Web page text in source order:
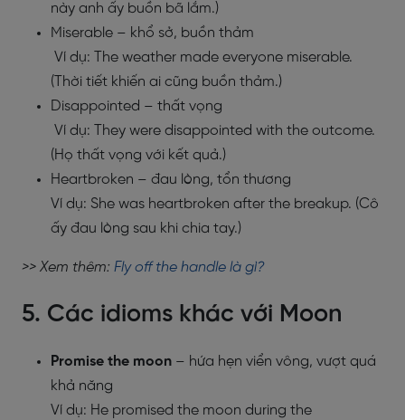
này anh ấy buồn bã lắm.)
Miserable – khổ sở, buồn thảm
Ví dụ: The weather made everyone miserable.
(Thời tiết khiến ai cũng buồn thảm.)
Disappointed – thất vọng
Ví dụ: They were disappointed with the outcome.
(Họ thất vọng với kết quả.)
Heartbroken – đau lòng, tổn thương
Ví dụ: She was heartbroken after the breakup. (Cô
ấy đau lòng sau khi chia tay.)
>> Xem thêm: Fly off the handle là gì?
5. Các idioms khác với Moon
Promise the moon – hứa hẹn viển vông, vượt quá
khả năng
Ví dụ: He promised the moon during the